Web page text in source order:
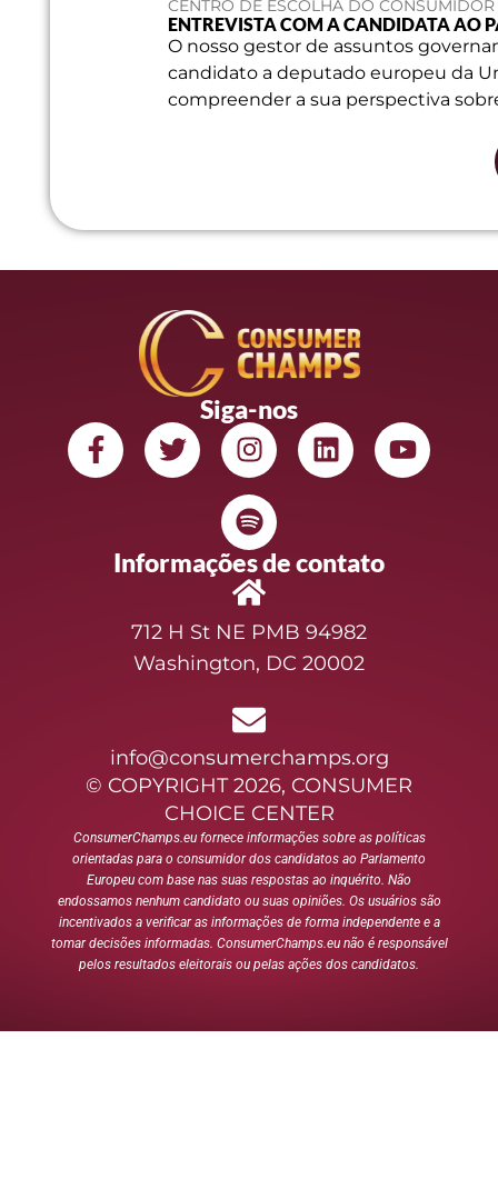
CENTRO DE ESCOLHA DO
ENTREVISTA COM A CANDIDATA AO
O nosso gestor de assuntos
candidato a deputado europeu da
compreender a sua perspectiva
Siga-nos
Informações de contato
712 H St NE PMB 94982
Washington, DC 20002
info@consumerchamps.org
© COPYRIGHT 2026, CONSUMER
CHOICE CENTER
ConsumerChamps.eu fornece informações sobre as políticas
orientadas para o consumidor dos candidatos ao Parlamento
Europeu com base nas suas respostas ao inquérito. Não
endossamos nenhum candidato ou suas opiniões. Os usuários são
incentivados a verificar as informações de forma independente e a
tomar decisões informadas. ConsumerChamps.eu não é responsável
pelos resultados eleitorais ou pelas ações dos candidatos.